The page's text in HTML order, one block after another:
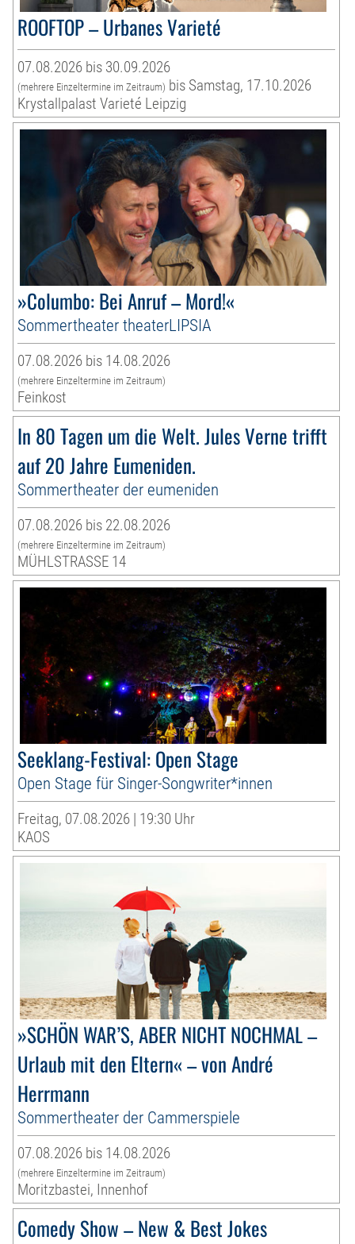
ROOFTOP – Urbanes Varieté
07.08.2026 bis 30.09.2026
(mehrere Einzeltermine im Zeitraum) bis Samstag, 17.10.2026
Krystallpalast Varieté Leipzig
»Columbo: Bei Anruf – Mord!«
Sommertheater theaterLIPSIA
07.08.2026 bis 14.08.2026
(mehrere Einzeltermine im Zeitraum)
Feinkost
In 80 Tagen um die Welt. Jules Verne trifft
auf 20 Jahre Eumeniden.
Sommertheater der eumeniden
07.08.2026 bis 22.08.2026
(mehrere Einzeltermine im Zeitraum)
MÜHLSTRASSE 14
Seeklang-Festival: Open Stage
Open Stage für Singer-Songwriter*innen
Freitag, 07.08.2026 | 19:30 Uhr
KAOS
»SCHÖN WAR’S, ABER NICHT NOCHMAL –
Urlaub mit den Eltern« – von André
Herrmann
Sommertheater der Cammerspiele
07.08.2026 bis 14.08.2026
(mehrere Einzeltermine im Zeitraum)
Moritzbastei, Innenhof
Comedy Show – New & Best Jokes